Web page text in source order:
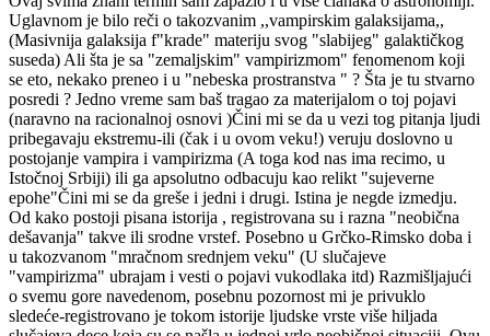
Uglavnom je bilo reči o takozvanim ,,vampirskim galaksijama,,
(Masivnija galaksija f"krade" materiju svog "slabijeg" galaktičkog
suseda) Ali šta je sa "zemaljskim" vampirizmom" fenomenom koji
se eto, nekako preneo i u "nebeska prostranstva " ? Šta je tu stvarno
posredi ? Jedno vreme sam baš tragao za materijalom o toj pojavi
(naravno na racionalnoj osnovi )Čini mi se da u vezi tog pitanja ljudi
pribegavaju ekstremu-ili (čak i u ovom veku!) veruju doslovno u
postojanje vampira i vampirizma (A toga kod nas ima recimo, u
Istočnoj Srbiji) ili ga apsolutno odbacuju kao relikt "sujeverne
epohe"Čini mi se da greše i jedni i drugi. Istina je negde izmedju.
Od kako postoji pisana istorija , registrovana su i razna "neobična
dešavanja" takve ili srodne vrstef. Posebno u Grčko-Rimsko doba i
u takozvanom "mračnom srednjem veku" (U slučajeve
"vampirizma" ubrajam i vesti o pojavi vukodlaka itd) Razmišljajući
o svemu gore navedenom, posebnu pozornost mi je privuklo
sledeće-registrovano je tokom istorije ljudske vrste više hiljada